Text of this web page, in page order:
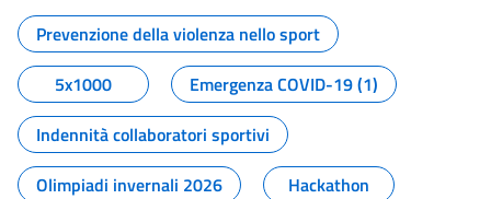
Tutti i contenuti della pagina
Prevenzione della violenza nello sport
5x1000
Emergenza COVID-19 (1)
Indennità collaboratori sportivi
Olimpiadi invernali 2026
Hackathon